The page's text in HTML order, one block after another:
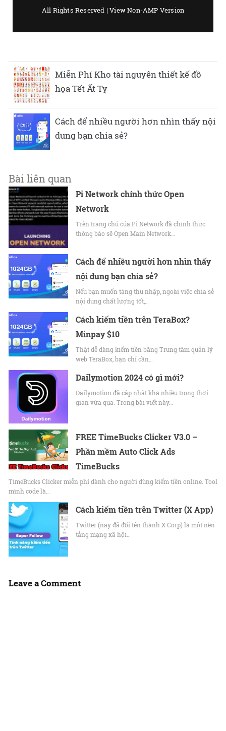
Miễn Phí Kho tài nguyên thiết kế đồ
họa Tết Ất Tỵ
Cách để nhiều người hơn nhìn thấy nội
dung bạn chia sẻ?
Bài liên quan
Pi Network chính thức Open
Network
Trên trang chủ của Pi Network đã chính thức
thông báo sẽ Open Main Network…
Cách để nhiều người hơn nhìn thấy
nội dung bạn chia sẻ?
Nếu bạn muốn tăng thu nhập, ngoài việc chia sẻ
nội dung chất lượng tốt,…
Cách kiếm tiền trên TeraBox?
Minpay $10
Thật dễ dàng kiếm tiền bằng Trung tâm quản lý
web TeraBox, bạn chỉ cần…
Dailymotion 2024 có gì mới?
Dailymotion đã cập nhật khá nhiều trong thời
gian vừa qua. Trong bài viết này…
FREE TimeBucks Clicker V3.0 –
Phần mềm Auto Click Ads
TimeBucks
TimeBucks Clicker miễn phí dành cho người dùng kiếm tiền online. Tool
mình code là…
Cách kiếm tiền trên Twitter (X App)
Twitter (nay đã đổi tên thành X Corp) là một nền
tảng mạng xã hội…
Leave a Comment